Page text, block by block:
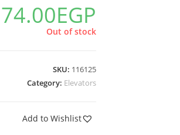
74.00EGP
Out of stock
SKU: 116125
Category: Elevators
Add to Wishlist